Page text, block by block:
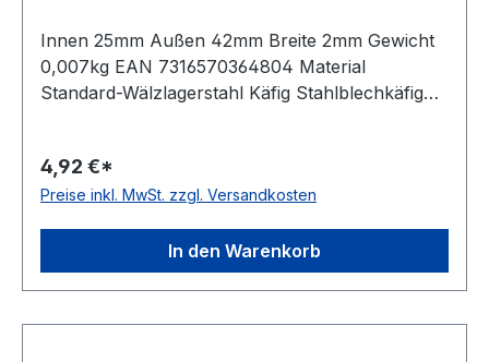
Innen 25mm Außen 42mm Breite 2mm Gewicht
0,007kg EAN 7316570364804 Material
Standard-Wälzlagerstahl Käfig Stahlblechkäfig
Wirkrichtung einseitig wirkend
4,92 €*
Preise inkl. MwSt. zzgl. Versandkosten
In den Warenkorb